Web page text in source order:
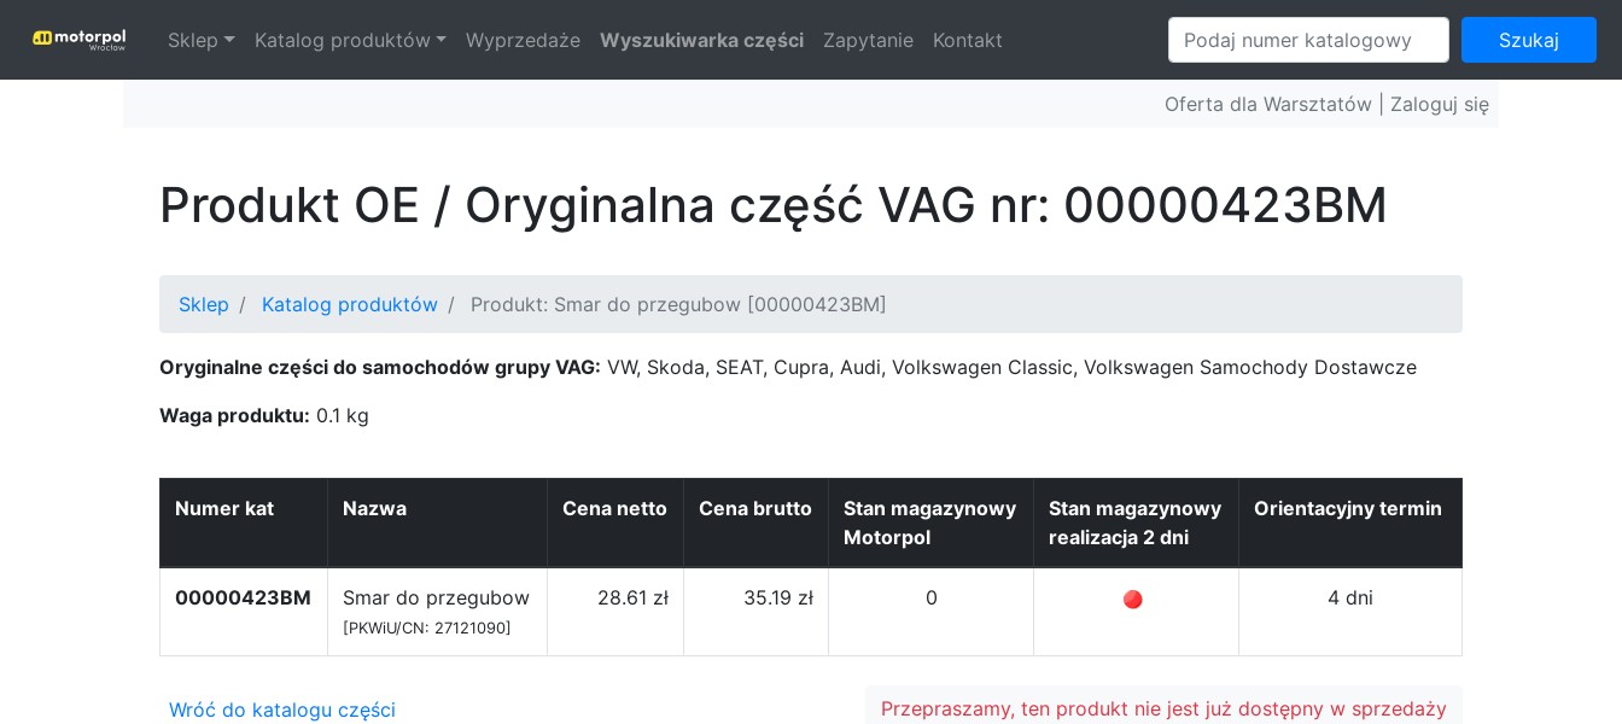
Sklep Katalog produktów Wyprzedaże Wyszukiwarka części Zapytanie Kontakt Szukaj
Oferta dla Warsztatów | Zaloguj się
Produkt OE / Oryginalna część VAG nr: 00000423BM
Sklep Katalog produktów Produkt: Smar do przegubow [00000423BM]
Oryginalne części do samochodów grupy VAG: VW, Skoda, SEAT, Cupra, Audi, Volkswagen Classic, Volkswagen Samochody Dostawcze
Waga produktu: 0.1 kg
Numer kat Nazwa Cena netto Cena brutto
Stan magazynowy
Motorpol
Stan magazynowy
realizacja 2 dni
Orientacyjny termin
00000423BM Smar do przegubow
[PKWiU/CN: 27121090]
28.61 zł 35.19 zł 0 4 dni
Wróć do katalogu części Przepraszamy, ten produkt nie jest już dostępny w sprzedaży